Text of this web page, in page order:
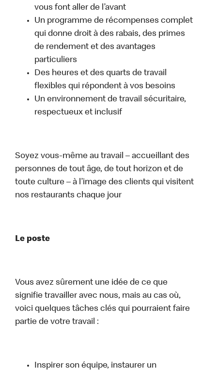
vous font aller de l’avant
Un programme de récompenses complet
qui donne droit à des rabais, des primes
de rendement et des avantages
particuliers
Des heures et des quarts de travail
flexibles qui répondent à vos besoins
Un environnement de travail sécuritaire,
respectueux et inclusif
Soyez vous-même au travail – accueillant des
personnes de tout âge, de tout horizon et de
toute culture – à l’image des clients qui visitent
nos restaurants chaque jour
Le poste
Vous avez sûrement une idée de ce que
signifie travailler avec nous, mais au cas où,
voici quelques tâches clés qui pourraient faire
partie de votre travail :
Inspirer son équipe, instaurer un